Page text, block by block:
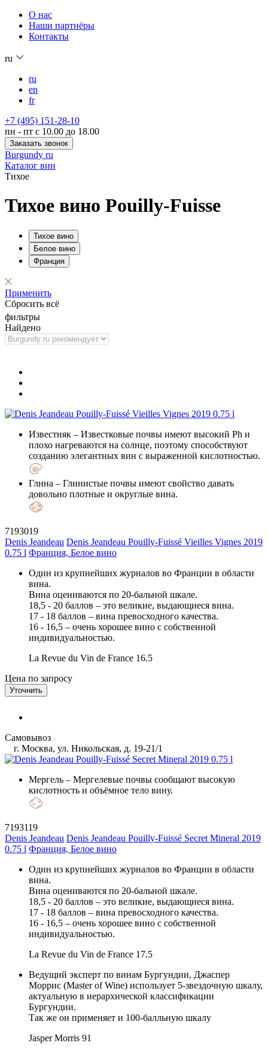
О нас
Наши партнёры
Контакты
ru
ru
en
fr
+7 (495) 151-28-10
пн - пт с 10.00 до 18.00
Заказать звонок
Burgundy ru
Каталог вин
Тихое
Тихое вино Pouilly-Fuisse
Тихое вино
Белое вино
Франция
Применить
Сбросить всё
фильтры
Найдено
Известняк – Известковые почвы имеют высокий Ph и
плохо нагреваются на солнце, поэтому способствуют
созданию элегантных вин с выраженной кислотностью.
Глина – Глинистые почвы имеют свойство давать
довольно плотные и округлые вина.
7193019
Denis Jeandeau Denis Jeandeau Pouilly-Fuissé Vieilles Vignes 2019
0.75 l Франция, Белое вино
Один из крупнейших журналов во Франции в области
вина.
Вина оцениваются по 20-бальной шкале.
18,5 - 20 баллов – это великие, выдающиеся вина.
17 - 18 баллов – вина превосходного качества.
16 - 16,5 – очень хорошее вино с собственной
индивидуальностью.
La Revue du Vin de France 16.5
Цена по запросу
Уточнить
Самовывоз
г. Москва, ул. Никольская, д. 19-21/1
Мергель – Мергелевые почвы сообщают высокую
кислотность и объёмное тело вину.
7193119
Denis Jeandeau Denis Jeandeau Pouilly-Fuissé Secret Mineral 2019
0.75 l Франция, Белое вино
Один из крупнейших журналов во Франции в области
вина.
Вина оцениваются по 20-бальной шкале.
18,5 - 20 баллов – это великие, выдающиеся вина.
17 - 18 баллов – вина превосходного качества.
16 - 16,5 – очень хорошее вино с собственной
индивидуальностью.
La Revue du Vin de France 17.5
Ведущий эксперт по винам Бургундии, Джаспер
Моррис (Master of Wine) использует 5-звездочную шкалу,
актуальную в иерархической классификации
Бургундии.
Так же он применяет и 100-балльную шкалу
Jasper Morris 91